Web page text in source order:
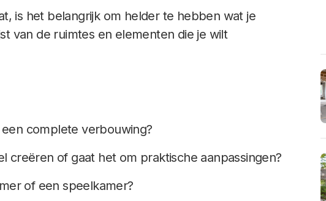
is het belangrijk om helder te hebben wat je
van de ruimtes en elementen die je wilt
complete verbouwing?
creëren of gaat het om praktische aanpassingen?
of een speelkamer?